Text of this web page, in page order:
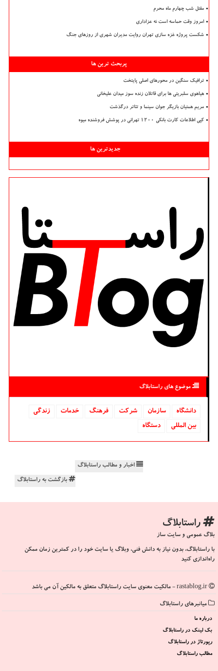
مقتل شب چهارم ماه محرم
امروز وقت حماسه است نه عزاداری
شکست پروژه غزه سازی تهران روایت مدیران شهری از روزهای جنگ
پربحث ترین ها
ترافیک سنگین در محورهای اصلی پایتخت
هیاهوی سلبریتی ها برای قاتلان زنده سوز میدان علیخانی
مریم همتیان بازیگر جوان سینما و تئاتر درگذشت
کپی اطلاعات کارت بانکی ۱۲۰۰ تهرانی در پوشش فروشنده میوه
جدیدترین ها
موضوع های راستابلاگ
دانشگاه‌ سازمان شركت فرهنگ خدمات
زندگی
بین المللی
دستگاه
اخبار و مطالب راستابلاگ
بازگشت به راستابلاگ
راستابلاگ
بلاگ عمومی و سایت ساز
با راستابلاگ، بدون نیاز به دانش فنی، وبلاگ یا سایت خود را در کمترین زمان ممکن
راه‌اندازی کنید
میانبرهای راستابلاگ
درباره ما
بک لینک در راستابلاگ
رپورتاژ در راستابلاگ
مطالب راستابلاگ